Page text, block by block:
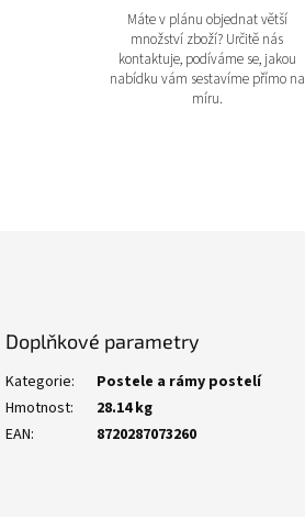
Máte v plánu objednat větší
množství zboží? Určitě nás
kontaktuje, podíváme se, jakou
nabídku vám sestavíme přímo na
míru.
Doplňkové parametry
Kategorie:
Postele a rámy postelí
Hmotnost:
28.14 kg
EAN: 8720287073260